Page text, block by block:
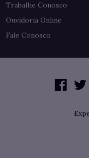
Trabalhe Conosco
Ouvidoria Online
Fale Conosco